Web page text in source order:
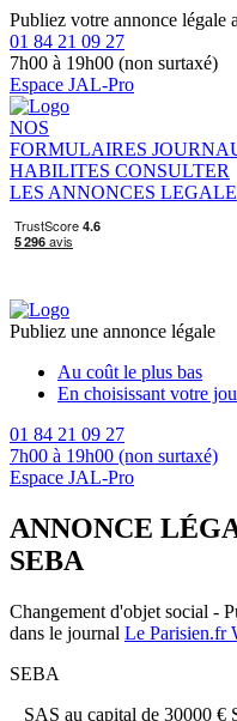
Publiez votre annonce légale
01 84 21 09 27
7h00 à 19h00 (non surtaxé)
Espace JAL-Pro
NOS
FORMULAIRES
HABILITES CONSULTER
LES ANNONCES
Publiez une annonce légale
Au coût le plus bas
En choisissant votre
01 84 21 09 27
7h00 à 19h00 (non surtaxé)
Espace JAL-Pro
ANNONCE
SEBA
Changement d'objet social -
dans le journal Le Parisien.fr
SEBA
SAS au capital de 30000 €